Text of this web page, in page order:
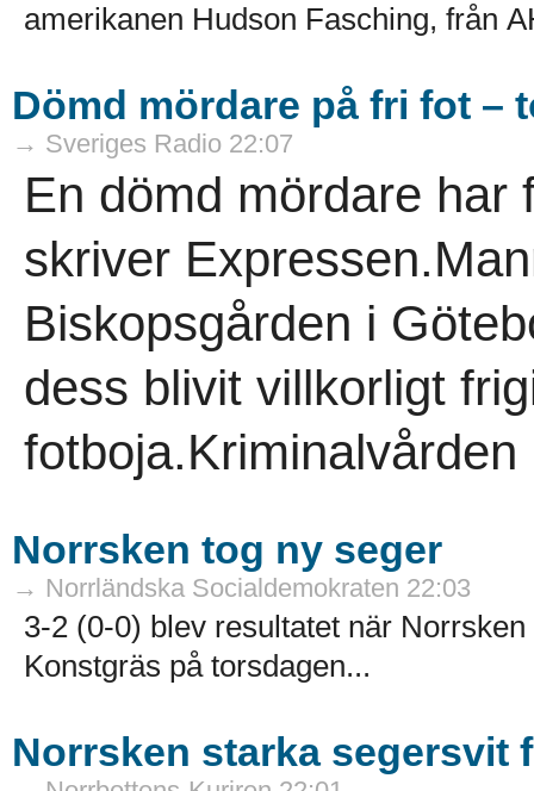
amerikanen Hudson Fasching, från
Dömd mördare på fri fot –
→ Sveriges Radio 22:07
En dömd mördare har
skriver
Biskopsgården i
dess blivit villkorligt
fotboja.Kriminalvården
Norrsken tog ny seger
→ Norrländska Socialdemokraten 22:03
3-2 (0-0) blev resultatet när
Konstgräs på torsdagen...
Norrsken starka segersvit